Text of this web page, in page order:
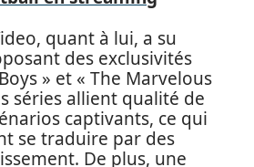
quant à lui, a su
des exclusivités
» et « The Marvelous
séries allient qualité de
captivants, ce qui
se traduire par des
De plus, une